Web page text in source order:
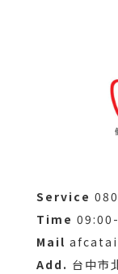
Service
Time
Mail
Add. 台中市